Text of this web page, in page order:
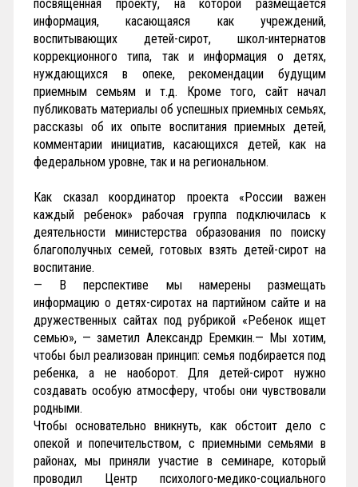
посвященная проекту, на которой размещается
информация, касающаяся как учреждений,
воспитывающих детей-сирот, школ-интернатов
коррекционного типа, так и информация о детях,
нуждающихся в опеке, рекомендации будущим
приемным семьям и т.д. Кроме того, сайт начал
публиковать материалы об успешных приемных семьях,
рассказы об их опыте воспитания приемных детей,
комментарии инициатив, касающихся детей, как на
федеральном уровне, так и на региональном.
Как сказал координатор проекта «России важен
каждый ребенок» рабочая группа подключилась к
деятельности министерства образования по поиску
благополучных семей, готовых взять детей-сирот на
воспитание.
— В перспективе мы намерены размещать
информацию о детях-сиротах на партийном сайте и на
дружественных сайтах под рубрикой «Ребенок ищет
семью», — заметил Александр Еремкин.— Мы хотим,
чтобы был реализован принцип: семья подбирается под
ребенка, а не наоборот. Для детей-сирот нужно
создавать особую атмосферу, чтобы они чувствовали
родными.
Чтобы основательно вникнуть, как обстоит дело с
опекой и попечительством, с приемными семьями в
районах, мы приняли участие в семинаре, который
проводил Центр психолого-медико-социального